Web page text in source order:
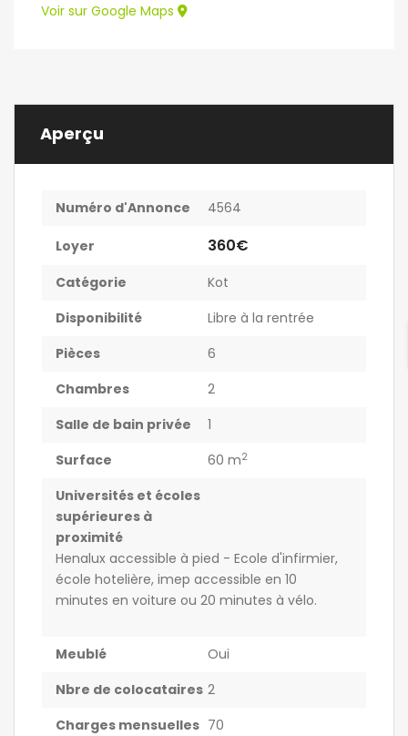
Voir sur Google Maps
Aperçu
Numéro d'Annonce 4564
Loyer 360€
Catégorie
Kot
Disponibilité
Libre à la rentrée
Pièces
6
Chambres
2
Salle de bain privée
1
Surface
60 m2
Universités et écoles
supérieures à
proximité
Henalux accessible à pied - Ecole d'infirmier,
école hotelière, imep accessible en 10
minutes en voiture ou 20 minutes à vélo.
Meublé
Oui
Nbre de colocataires 2
Charges mensuelles 70